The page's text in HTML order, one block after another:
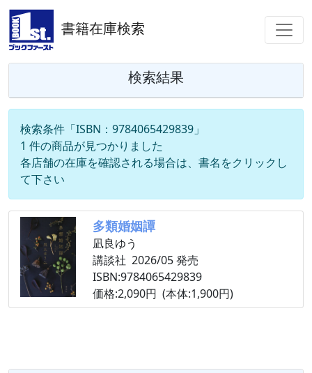
書籍在庫検索
検索結果
検索条件「ISBN：9784065429839」
1 件の商品が見つかりました
各店舗の在庫を確認される場合は、書名をクリックし
て下さい
多類婚姻譚
凪良ゆう
講談社 2026/05 発売
ISBN:9784065429839
価格:2,090円 (本体:1,900円)